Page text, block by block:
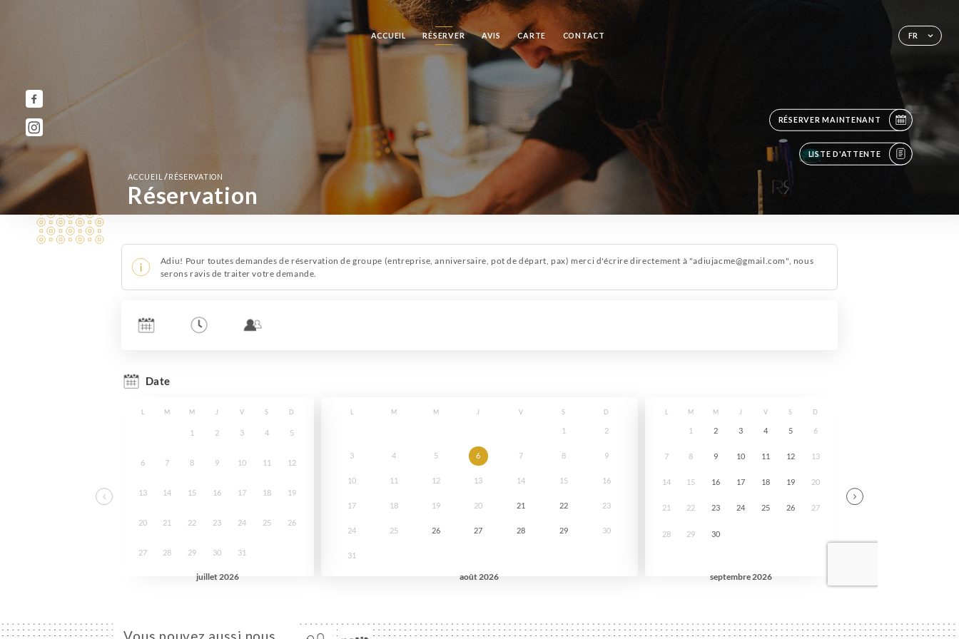
FR
ACCUEIL RÉSERVER AVIS CARTE CONTACT
RÉSERVER MAINTENANT
LISTE D'ATTENTE
ACCUEIL/ RÉSERVATION
Réservation
Vous pouvez aussi nous